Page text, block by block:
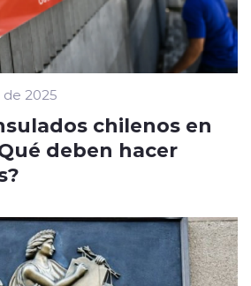
2025
chilenos en
deben hacer